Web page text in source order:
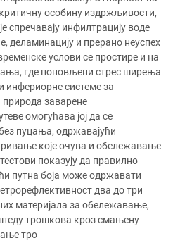
особину издржљивости,
спречавају инфилтрацију воде
деламинацију и прерано неуспех
услови се простире и на
где поновљени стрес ширења
инфериорне системе за
заварене
омогућава јој да се
пуцања, одржавајући
које очува и обележавање
показују да правилно
путна боја може одржавати
два до три
материјала за обележавање,
трошкова кроз смањену
тро